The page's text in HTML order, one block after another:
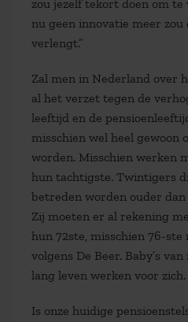
zou jezelf tekort doen om
nu geen innovatie meer
verlengt.”
Zal men in Nederland over
al het verzet tegen de
leeftijd en de
misschien wel heel gewoon
worden. Misschien werken
hun tachtigste. Twintigers
betreden worden ouder
Zij moeten er al rekening
hun 72ste, misschien 76-ste
volgens De Beer. Baby’s
lang leven werken voor zich.
Is onze huidige